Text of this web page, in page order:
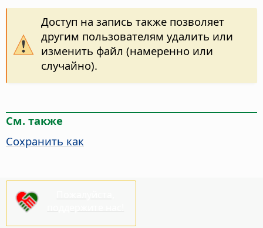
Доступ на запись также позволяет
другим пользователям удалить или
изменить файл (намеренно или
случайно).
См. также
Сохранить как